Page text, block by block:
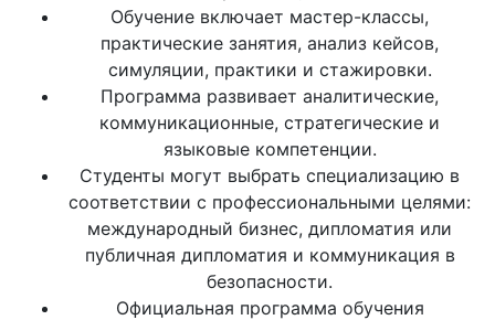
Обучение включает мастер-классы,
практические занятия, анализ кейсов,
симуляции, практики и стажировки.
Программа развивает аналитические,
коммуникационные, стратегические и
языковые компетенции.
Студенты могут выбрать специализацию в
соответствии с профессиональными целями:
международный бизнес, дипломатия или
публичная дипломатия и коммуникация в
безопасности.
Официальная программа обучения